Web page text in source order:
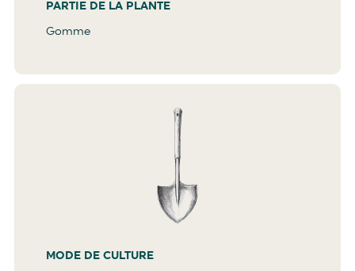
PARTIE DE LA PLANTE
Gomme
MODE DE CULTURE